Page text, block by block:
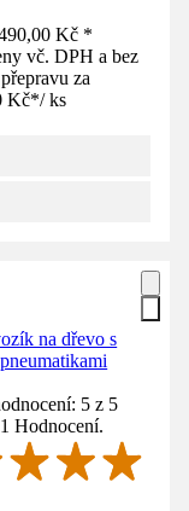
Kč *
vč. DPH a bez
za
Kč*/ ks
na dřevo s
5 z 5
Hodnocení.